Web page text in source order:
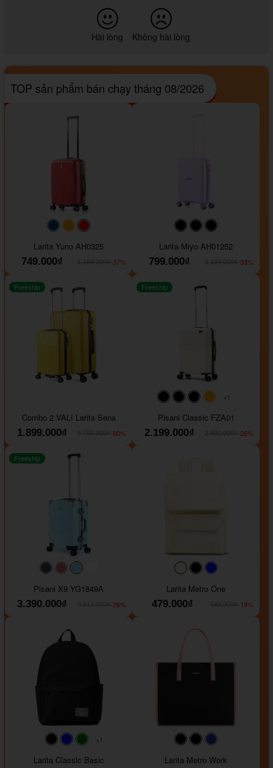
Hài lòng Không hài lòng
TOP sản phẩm bán chạy tháng 08/2026
#093f69#ffa500
Larita Yuno AH0325
749.000₫
-37%
#000000#000000
Larita Miyo AH01252
799.000₫
-33%
Freeship
Combo 2 VALI Larita Sena
1.899.000₫
-60%
#000000#000000#000000
+1
Freeship
Pisani Classic FZA01
2.199.000₫
-26%
#40454a#b76e79
Freeship
Pisani X9 YG1849A
3.390.000₫
-26%
#faf0e6#000000
Larita Metro One
479.000₫
-19%
#faf0e6#000000#0000FF
+1
Larita Classic Basic
#000000#000000
Larita Metro Work